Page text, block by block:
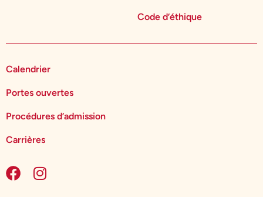
Code d’éthique
Calendrier
Portes ouvertes
Procédures d’admission
Carrières